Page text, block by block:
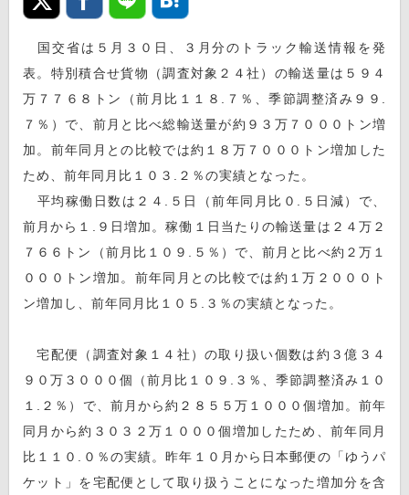
国交省は５月３０日、３月分のトラック輸送情報を発
表。特別積合せ貨物（調査対象２４社）の輸送量は５９４
万７７６８トン（前月比１１８.７％、季節調整済み９９.
７％）で、前月と比べ総輸送量が約９３万７０００トン増
加。前年同月との比較では約１８万７０００トン増加した
ため、前年同月比１０３.２％の実績となった。
平均稼働日数は２４.５日（前年同月比０.５日減）で、
前月から１.９日増加。稼働１日当たりの輸送量は２４万２
７６６トン（前月比１０９.５％）で、前月と比べ約２万１
０００トン増加。前年同月との比較では約１万２０００ト
ン増加し、前年同月比１０５.３％の実績となった。
宅配便（調査対象１４社）の取り扱い個数は約３億３４
９０万３０００個（前月比１０９.３％、季節調整済み１０
１.２％）で、前月から約２８５５万１０００個増加。前年
同月から約３０３２万１０００個増加したため、前年同月
比１１０.０％の実績。昨年１０月から日本郵便の「ゆうパ
ケット」を宅配便として取り扱うことになった増加分を含